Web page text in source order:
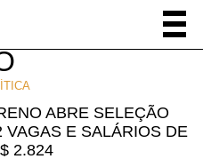
ABRE SELEÇÃO
VAGAS E SALÁRIOS DE
2.824